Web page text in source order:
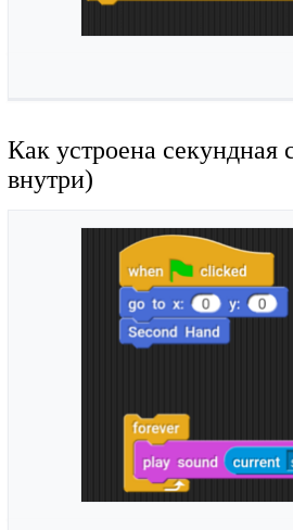
Как устроена секундная
внутри)